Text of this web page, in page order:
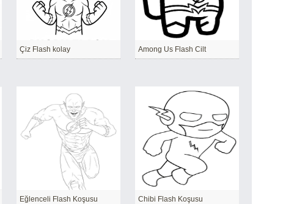
Çiz Flash kolay Among Us Flash Cilt
Eğlenceli Flash Koşusu Chibi Flash Koşusu